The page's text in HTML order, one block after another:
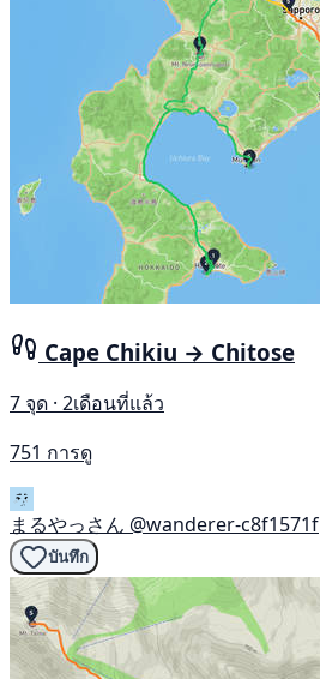
Cape Chikiu → Chitose
7 จุด · 2เดือนที่แล้ว
751 การดู
まるやっさん @wanderer-c8f1571f
บันทึก